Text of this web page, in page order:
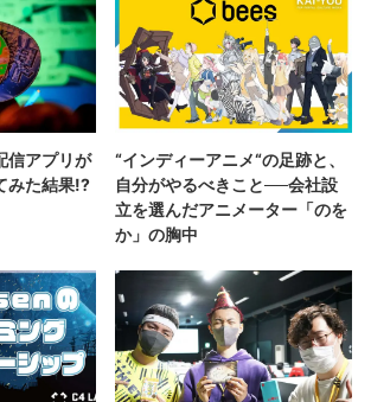
信アプリが
みた結果!?
“インディーアニメ“の足跡と、
自分がやるべきこと──会社設
立を選んだアニメーター「のを
か」の胸中